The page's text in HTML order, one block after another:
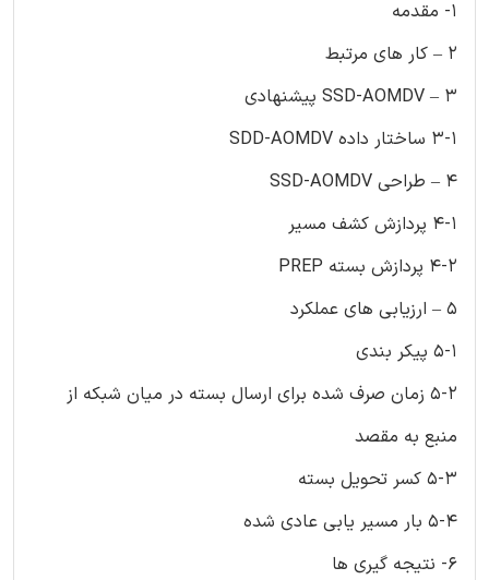
1- مقدمه
2 – کار های مرتبط
3 – SSD-AOMDV پیشنهادی
3-1 ساختار داده SDD-AOMDV
4 – طراحی SSD-AOMDV
4-1 پردازش کشف مسیر
4-2 پردازش بسته PREP
5 – ارزیابی های عملکرد
5-1 پیکر بندی
5-2 زمان صرف شده برای ارسال بسته در میان شبکه از
منبع به مقصد
5-3 کسر تحویل بسته
5-4 بار مسیر یابی عادی شده
6- نتیجه گیری ها